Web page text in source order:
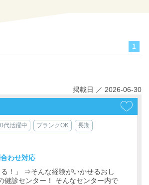
1
掲載日 ／ 2026-06-30
代活躍中 ブランクOK 長期
わせ対応
！」 ⇒そんな経験がいかせるおし
健診センター！ そんなセンター内で